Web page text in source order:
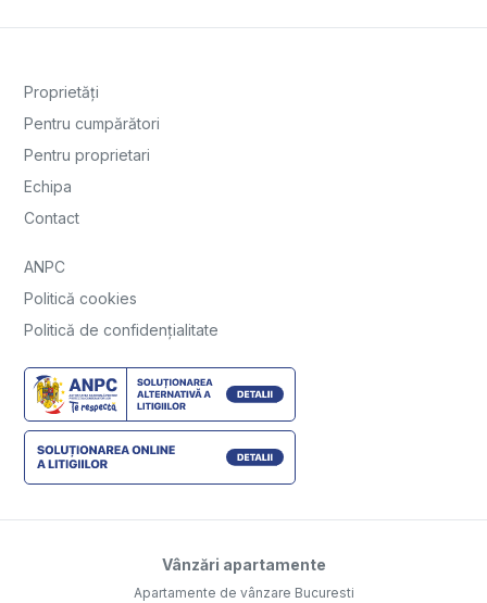
Proprietăți
Pentru cumpărători
Pentru proprietari
Echipa
Contact
ANPC
Politică cookies
Politică de confidențialitate
Vânzări apartamente
Apartamente de vânzare Bucuresti